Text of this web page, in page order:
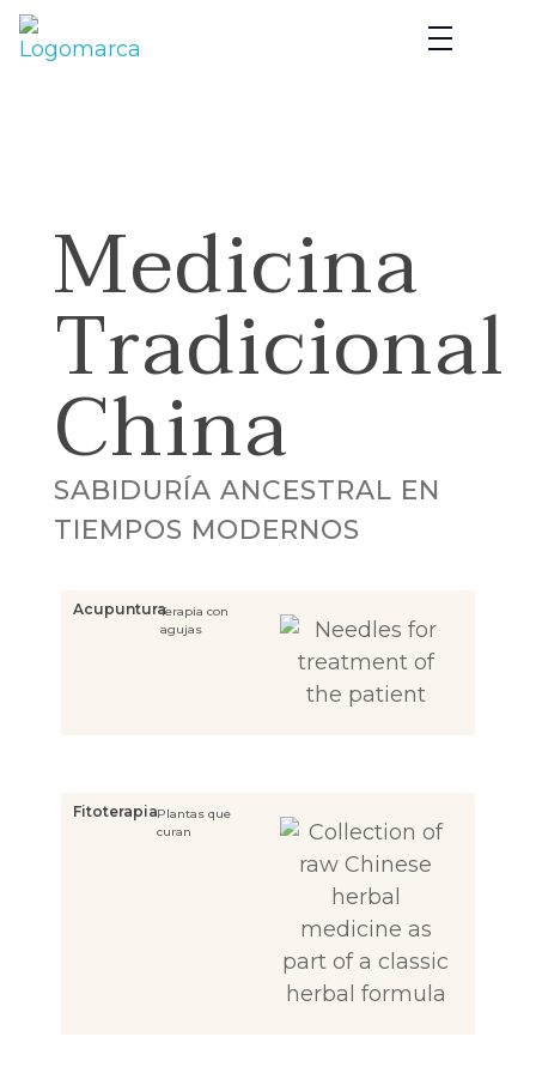
Medicina
Tradicional
China
SABIDURÍA ANCESTRAL EN
TIEMPOS MODERNOS
AcupunturaTerapia con
agujas
FitoterapiaPlantas que
curan